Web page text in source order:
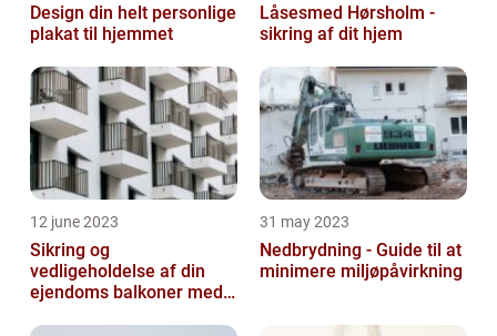
Design din helt personlige
plakat til hjemmet
Låsesmed Hørsholm -
sikring af dit hjem
12 june 2023
Sikring og
vedligeholdelse af din
ejendoms balkoner med
31 may 2023
Nedbrydning - Guide til at
minimere miljøpåvirkning